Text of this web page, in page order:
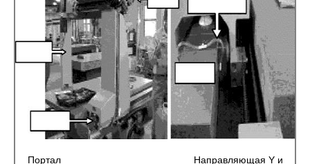
Портал Направляющая Y и